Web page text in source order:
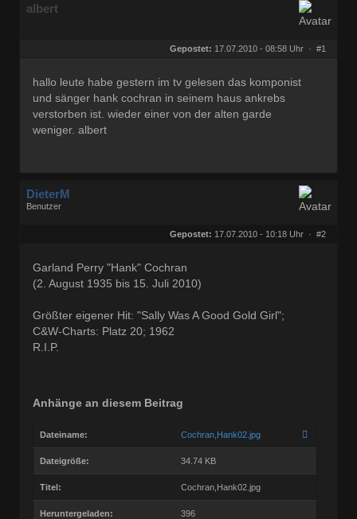
albert
Gepostet: 17.07.2010 - 08:58 Uhr · #1
hallo leute habe gestern im tv gelesen das komponist
und sänger hank cochran in seinem haus ankrebs
verstorben ist. wieder einer von der alten garde
weniger. albert
DieterM
Benutzer
Gepostet: 17.07.2010 - 10:18 Uhr · #2
Garland Perry "Hank" Cochran
(2. August 1935 bis 15. Juli 2010)
Größter eigener Hit: "Sally Was A Good Gold Girl";
C&W-Charts: Platz 20; 1962
R.I.P.
Anhänge an diesem Beitrag
Dateiname: Cochran,Hank02.jpg
Dateigröße: 34.74 KB
Titel: Cochran,Hank02.jpg
Heruntergeladen: 396